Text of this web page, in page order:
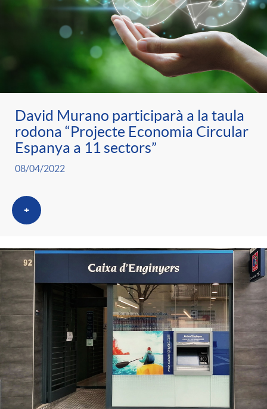
David Murano participarà a la taula
rodona “Projecte Economia Circular
Espanya a 11 sectors”
08/04/2022
+